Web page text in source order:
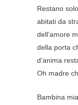
Restano
abitati da
dell’amore
della porta
d’anima
Oh madre
Bambina